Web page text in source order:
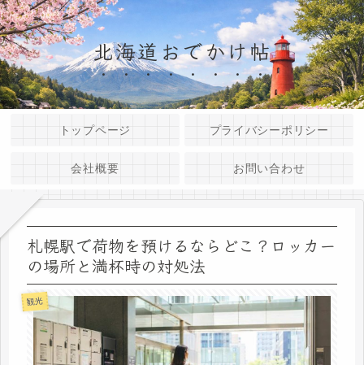
北海道おでかけ帖
トップページ プライバシーポリシー
会社概要 お問い合わせ
札幌駅で荷物を預けるならどこ？ロッカー
の場所と満杯時の対処法
観光